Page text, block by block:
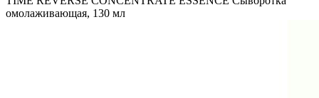
омолаживающая, 130 мл